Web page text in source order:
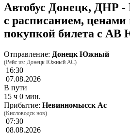
Автобус Донецк, ДНР
с расписанием, ценами
покупкой билета с
Отправление: Донецк Южный
(Рейс из: Донецк Южный АС)
16:30
07.08.2026
В пути
15 ч 0 мин.
Прибытие: Невинномысск Ас
(Кисловодск нов)
07:30
08.08.2026